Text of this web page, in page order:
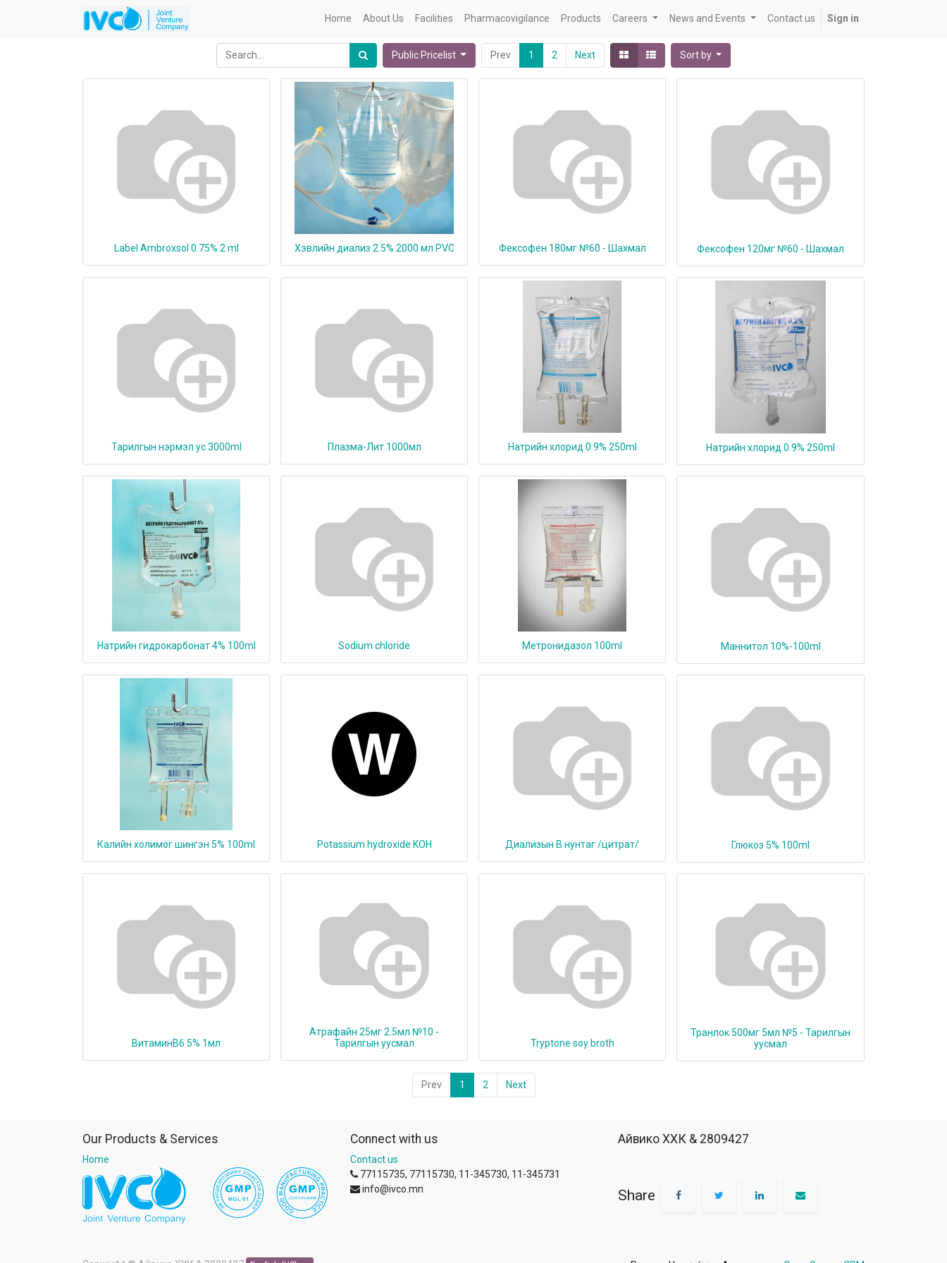
Home About Us Facilities Pharmacovigilance Products Careers News and Events Contact us Sign in
Public Pricelist Prev 1 2 Next Sort by
Label Ambroxsol 0.75% 2 ml Хэвлийн диализ 2.5% 2000 мл PVC Фексофен 180мг №60 - Шахмал Фексофен 120мг №60 - Шахмал
Тарилгын нэрмэл ус 3000ml Плазма-Лит 1000мл Натрийн хлорид 0.9% 250ml Натрийн хлорид 0.9% 250ml
Натрийн гидрокарбонат 4% 100ml Sodium chloride Метронидазол 100ml Маннитол 10%-100ml
Калийн холимог шингэн 5% 100ml Potassium hydroxide KOH Диализын В нунтаг /цитрат/ Глюкоз 5% 100ml
ВитаминВ6 5% 1мл
Атрафайн 25мг 2.5мл №10 -
Тарилгын уусмал
Tryptone soy broth
Транлок 500мг 5мл №5 - Тарилгын
уусмал
Prev 1 2 Next
Our Products & Services
Home
Connect with us
Contact us
77115735, 77115730, 11-345730, 11-345731
info@ivco.mn
Айвико ХХК & 2809427
Share